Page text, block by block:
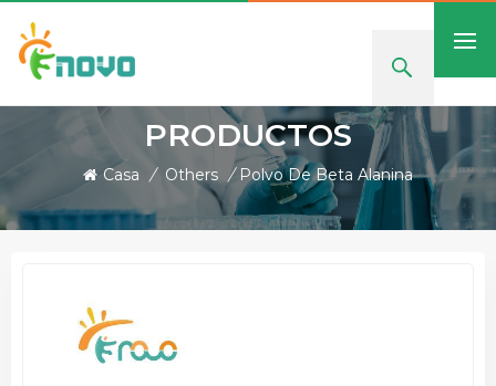
PRODUCTOS
Casa / Others / Polvo De Beta Alanina